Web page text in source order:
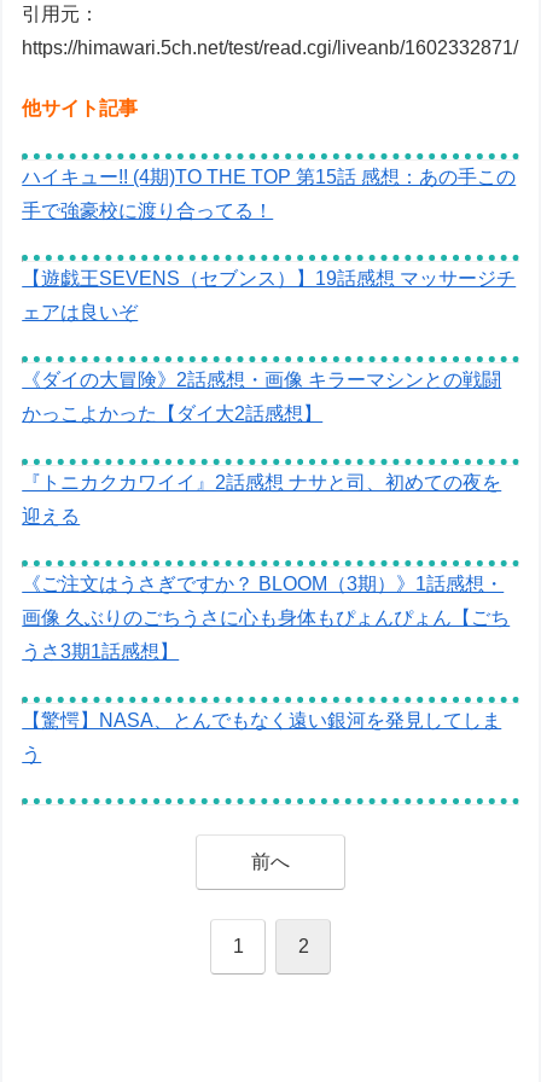
引用元：
https://himawari.5ch.net/test/read.cgi/liveanb/1602332871/
他サイト記事
ハイキュー!! (4期)TO THE TOP 第15話 感想：あの手この
手で強豪校に渡り合ってる！
【遊戯王SEVENS（セブンス）】19話感想 マッサージチ
ェアは良いぞ
《ダイの大冒険》2話感想・画像 キラーマシンとの戦闘
かっこよかった【ダイ大2話感想】
『トニカクカワイイ』2話感想 ナサと司、初めての夜を
迎える
《ご注文はうさぎですか？ BLOOM（3期）》1話感想・
画像 久ぶりのごちうさに心も身体もぴょんぴょん【ごち
うさ3期1話感想】
【驚愕】NASA、とんでもなく遠い銀河を発見してしま
う
前へ
1 2